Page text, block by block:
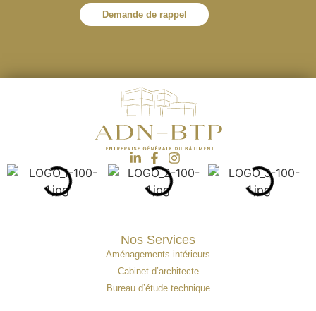
Demande de rappel
Nos Services
Aménagements intérieurs
Cabinet d’architecte
Bureau d’étude technique